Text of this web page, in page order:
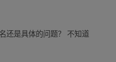
还是具体的问题？ 不知道